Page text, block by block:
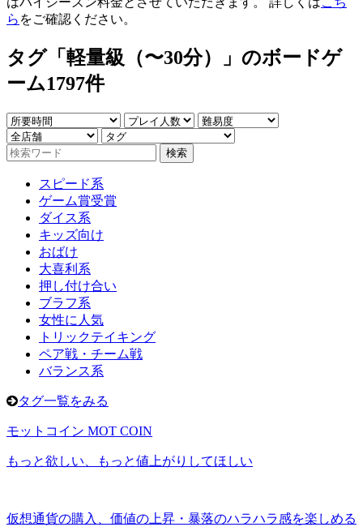
ら をご確認ください。
タグ「軽量級（〜30分）」のボードゲ
ーム1797件
スピード系
ゲーム賞受賞
ダイス系
キッズ向け
おばけ
大喜利系
押し付け合い
ブラフ系
女性に人気
トリックテイキング
ペア戦・チーム戦
バランス系
タグ一覧をみる
モットコイン MOT COIN
もっと欲しい、もっと値上がりしてほしい
仮想通貨の購入、価値の上昇・暴落のハラハラ感を楽しめる